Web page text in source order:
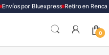
Envíos por Bluexpress Retiro en Renca
0